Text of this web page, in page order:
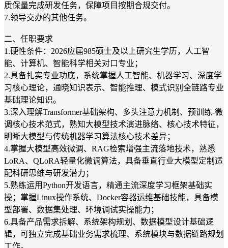
质保量完成研发任务，保障项目按期合规交付。
7.领导交办的其他任务。
二、任职要求
1.硬性条件：2026应届985硕士及以上研究生学历，人工智
能、计算机、智能科学相关对口专业；
2.具备扎实专业功底，系统掌握人工智能、机器学习、深度学
习核心理论，通晓知识表示、智能推理、模式识别全链路专业
基础理论知识。
3.深入理解Transformer基础架构、多头注意力机制、预训练-微
调核心技术范式，熟知大模型技术演进脉络、核心技术特征，
明晰大模型与传统机器学习算法核心技术差异；
4.掌握大模型高效微调、RAG检索增强主流落地技术，熟悉
LoRA、QLoRA轻量化微调算法，具备垂直行业大模型定制适
配科研思维与研发潜力；
5.熟练运用Python开发语言，精通主流深度学习框架基础实
操；掌握Linux操作系统、Docker容器运维基础技能，具备模
型部署、数据集处理、环境调试实操能力；
6.具备产品需求拆解、系统架构规划、数据模型设计基础逻
辑，可独立完成基础业务需求梳理、系统模块与数据链路规划
工作。